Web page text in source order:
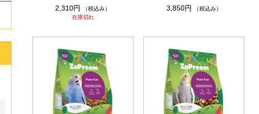
2,310円
（税込み）
在庫切れ
3,850円
（税込み）